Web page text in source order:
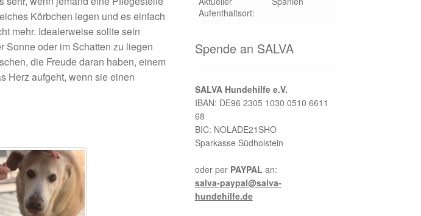
Körbchen legen und es einfach
mehr. Idealerweise sollte sein
Sonne oder im Schatten zu liegen
die Freude daran haben, einem
Herz aufgeht, wenn sie einen
Aufenthaltsort:
Spende an SALVA
SALVA Hundehilfe e.V.
IBAN: DE96 2305 1030 0510 6611
68
BIC: NOLADE21SHO
Sparkasse Südholstein
oder per PAYPAL an:
salva-paypal@salva-
hundehilfe.de